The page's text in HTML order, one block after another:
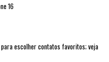
16
escolher contatos favoritos; veja